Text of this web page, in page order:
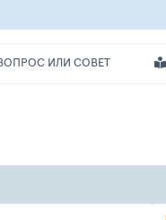
ИЛИ СОВЕТ